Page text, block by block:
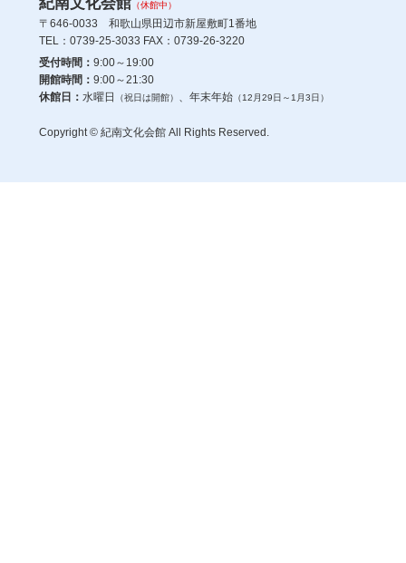
（休館中）
〒646-0033 和歌山県田辺市新屋敷町1番地
TEL：0739-25-3033 FAX：0739-26-3220
受付時間： 9:00～19:00
開館時間： 9:00～21:30
休館日： 水曜日 （祝日は開館） 、年末年始（12月29日～1月3日）
Copyright © 紀南文化会館 All Rights Reserved.